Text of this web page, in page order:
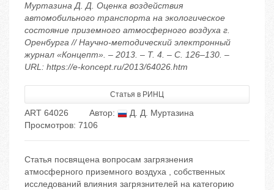
Муртазина Д. Д. Оценка воздействия
автомобильного транспорта на экологическое
состояние приземного атмосферного воздуха г.
Оренбурга // Научно-методический электронный
журнал «Концепт». – 2013. – Т. 4. – С. 126–130. –
URL: https://e-koncept.ru/2013/64026.htm
Статья в РИНЦ
ART 64026 Автор:
Д. Д. Муртазина
Просмотров: 7106
Статья посвящена вопросам загрязнения
атмосферного приземного воздуха , собственных
исследований влияния загрязнителей на категорию